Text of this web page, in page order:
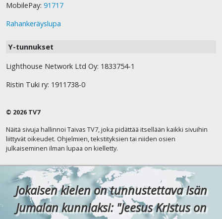
MobilePay: 91717
Rahankeräyslupa
Y-tunnukset
Lighthouse Network Ltd Oy: 1833754-1
Ristin Tuki ry: 1911738-0
© 2026 TV7
Näitä sivuja hallinnoi Taivas TV7, joka pidättää itsellään kaikki sivuihin
liittyvät oikeudet. Ohjelmien, tekstityksien tai niiden osien
julkaiseminen ilman lupaa on kielletty.
Jokaisen kielen on tunnustettava Isän
Jumalan kunniaksi: "Jeesus Kristus on